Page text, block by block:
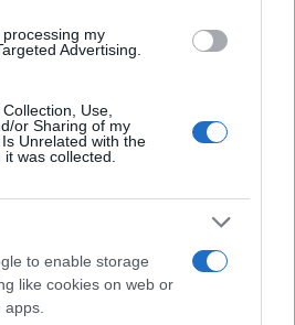
my
Advertising.
Use,
or Sharing of my
Unrelated with the
was collected.
to enable storage
like cookies on web or
W
at
s
A
p
S
a
re
precedente
articolo
meteo per il weekend a Olbia e in